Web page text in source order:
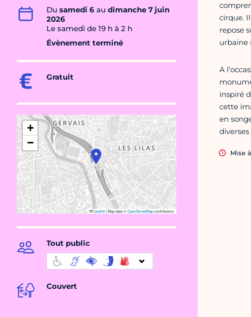
Du samedi 6 au dimanche 7 juin
2026
Le samedi de 19 h à 2 h
Évènement terminé
Gratuit
+
−
Leaflet|Map data ©OpenStreetMapcontributors
Tout public
Couvert
cirque.
repose
urbaine
A
inspiré
cette
en
Mise